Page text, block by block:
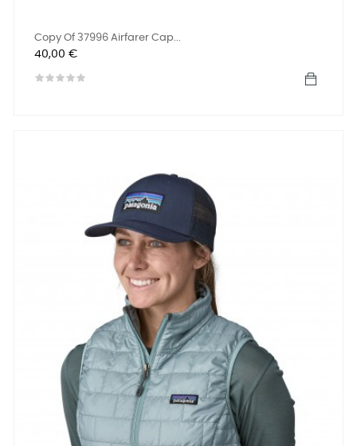
Copy Of 37996 Airfarer Cap...
Precio
40,00 €